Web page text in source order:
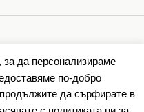
Desktop
за да персонализираме
по-добро
да сърфирате в